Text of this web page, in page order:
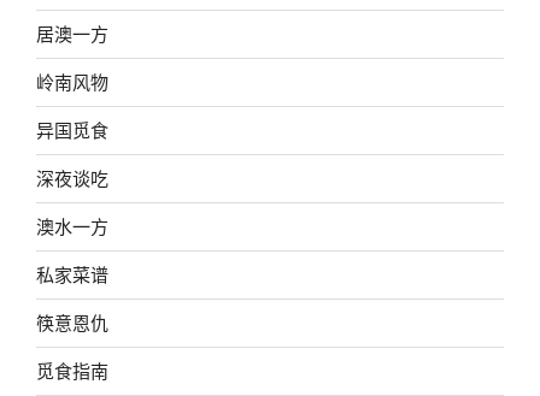
居澳一方
岭南风物
异国觅食
深夜谈吃
澳水一方
私家菜谱
筷意恩仇
觅食指南